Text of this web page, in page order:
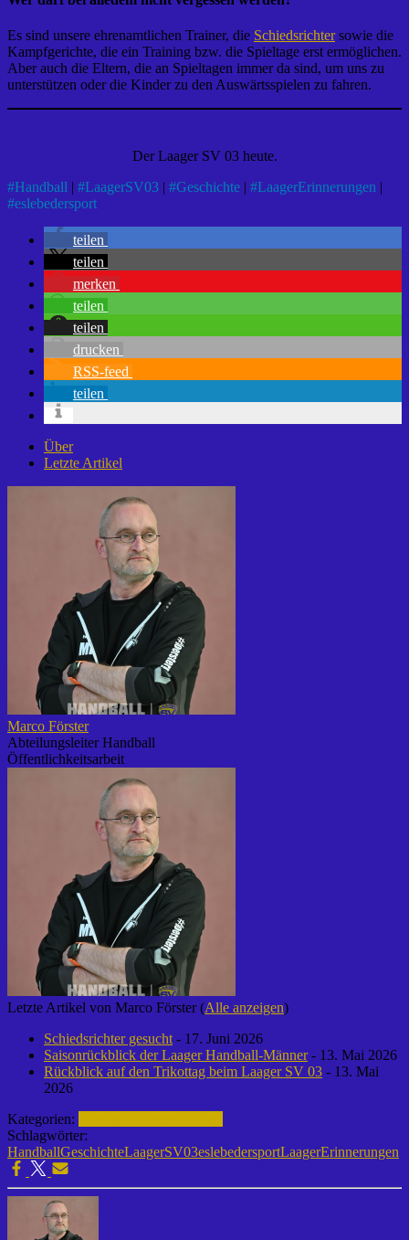
Es sind unsere ehrenamtlichen Trainer, die Schiedsrichtersowie die
Kampfgerichte, die ein Training bzw. die Spieltage erst ermöglichen.
Aber auch die Eltern, die an Spieltagen immer da sind, um uns zu
unterstützen oder die Kinder zu den Auswärtsspielen zu fahren.
Der Laager SV 03 heute.
#Handball | #LaagerSV03 | #Geschichte | #LaagerErinnerungen |
#eslebedersport
teilen
teilen
merken
teilen
teilen
drucken
RSS-feed
teilen
Über
Letzte Artikel
Marco Förster
Abteilungsleiter Handball
Öffentlichkeitsarbeit
Letzte Artikel von Marco Förster(Alle anzeigen)
Schiedsrichter gesucht - 17. Juni 2026
Saisonrückblick der Laager Handball-Männer- 13. Mai 2026
Rückblick auf den Trikottag beim Laager SV 03 - 13. Mai
2026
Kategorien:
Schlagwörter:
HandballGeschichteLaagerSV03eslebedersportLaagerErinnerungen